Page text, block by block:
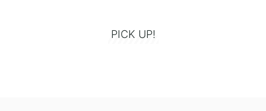
PICK UP!